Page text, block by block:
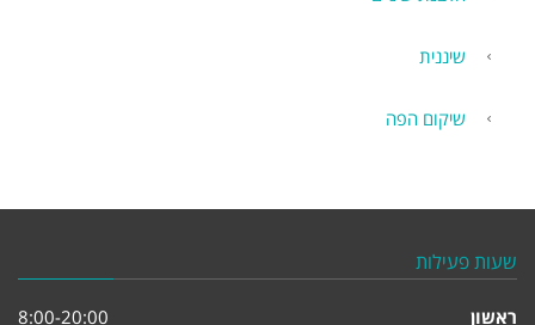
שיננית
שיקום הפה
שעות פעילות
ראשון
8:00-20:00